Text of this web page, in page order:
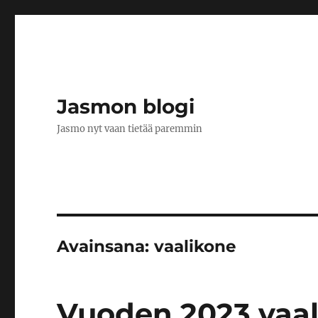
Jasmon blogi
Jasmo nyt vaan tietää paremmin
Avainsana:vaalikone